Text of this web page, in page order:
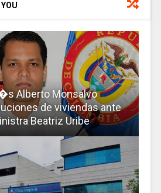
Alberto Monsalvo
de viviendas ante
Beatriz Uribe